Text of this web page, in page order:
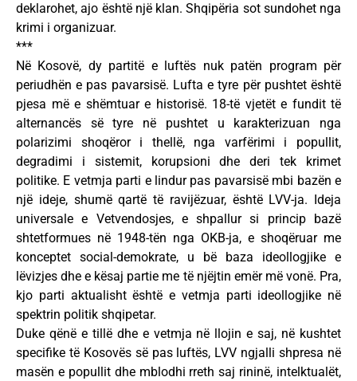
deklarohet, ajo është një klan. Shqipëria sot sundohet nga
krimi i organizuar.
***
Në Kosovë, dy partitë e luftës nuk patën program për
periudhën e pas pavarsisë. Lufta e tyre për pushtet është
pjesa më e shëmtuar e historisë. 18-të vjetët e fundit të
alternancës së tyre në pushtet u karakterizuan nga
polarizimi shoqëror i thellë, nga varfërimi i popullit,
degradimi i sistemit, korupsioni dhe deri tek krimet
politike. E vetmja parti e lindur pas pavarsisë mbi bazën e
një ideje, shumë qartë të ravijëzuar, është LVV-ja. Ideja
universale e Vetvendosjes, e shpallur si princip bazë
shtetformues në 1948-tën nga OKB-ja, e shoqëruar me
konceptet social-demokrate, u bë baza ideollogjike e
lëvizjes dhe e kësaj partie me të njëjtin emër më vonë. Pra,
kjo parti aktualisht është e vetmja parti ideollogjike në
spektrin politik shqipetar.
Duke qënë e tillë dhe e vetmja në llojin e saj, në kushtet
specifike të Kosovës së pas luftës, LVV ngjalli shpresa në
masën e popullit dhe mblodhi rreth saj rininë, intelktualët,